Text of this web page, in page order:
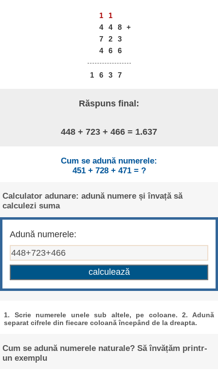
1
1
4
4 8
+
7
2
3
4
6 6
1 6 3 7
Răspuns final:
448 + 723 + 466 = 1.637
Cum se adună numerele:
451 + 728 + 471 = ?
Calculator adunare: adună numere și învață să
calculezi suma
Adună numerele:
1. Scrie numerele unele sub altele, pe coloane. 2. Adună
separat cifrele din fiecare coloană începând de la dreapta.
Cum se adună numerele naturale? Să învățăm printr-
un exemplu